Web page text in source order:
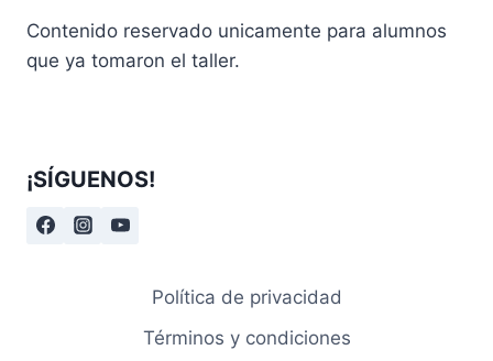
Contenido reservado unicamente para alumnos
que ya tomaron el taller.
¡SÍGUENOS!
Política de privacidad
Términos y condiciones